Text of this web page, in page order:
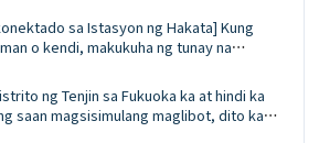
pinipila at listahan ng pamimili
sa Istasyon ng Hakata] Kung
o kendi, makukuha ng tunay na
Gabay sa MING (Edisyon 2026)
ng Tenjin sa Fukuoka ka at hindi ka
saan magsisimulang maglibot, dito ka